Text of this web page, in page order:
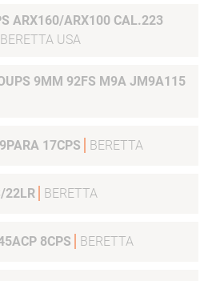
ARX160/ARX100 CAL.223
BERETTA USA
9MM 92FS M9A JM9A115
APX 9PARA 17CPS BERETTA
22LR BERETTA
8CPS BERETTA